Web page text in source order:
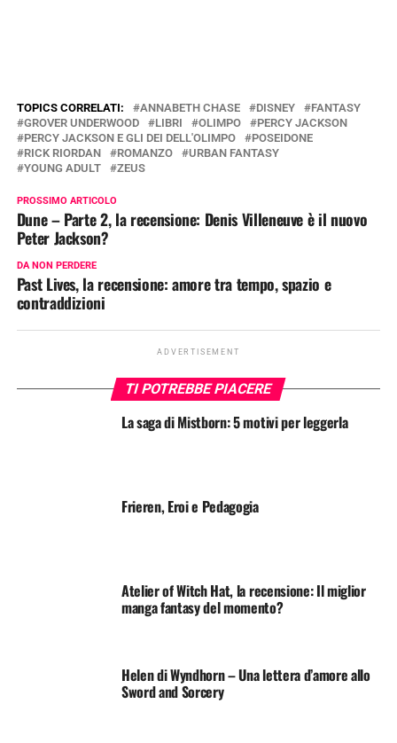
TOPICS CORRELATI: ANNABETH CHASE DISNEY
FANTASY
GROVER UNDERWOOD
LIBRI OLIMPO
PERCY JACKSON
PERCY JACKSON E GLI DEI DELL'OLIMPO
POSEIDONE
RICK RIORDAN
ROMANZO
URBAN FANTASY
YOUNG ADULT
ZEUS
PROSSIMO ARTICOLO
Dune – Parte 2, la recensione: Denis Villeneuve è il nuovo
Peter Jackson?
DA NON PERDERE
Past Lives, la recensione: amore tra tempo, spazio e
contraddizioni
ADVERTISEMENT
TI POTREBBE PIACERE
La saga di Mistborn: 5 motivi per leggerla
Frieren, Eroi e Pedagogia
Atelier of Witch Hat, la recensione: Il miglior
manga fantasy del momento?
Helen di Wyndhorn – Una lettera d’amore allo
Sword and Sorcery